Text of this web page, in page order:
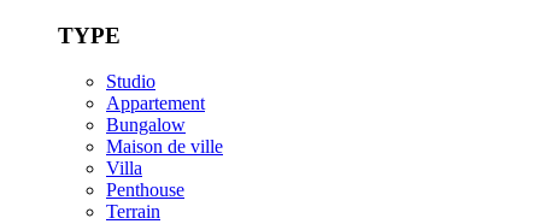
TYPE
Studio
Appartement
Bungalow
Maison de ville
Villa
Penthouse
Terrain